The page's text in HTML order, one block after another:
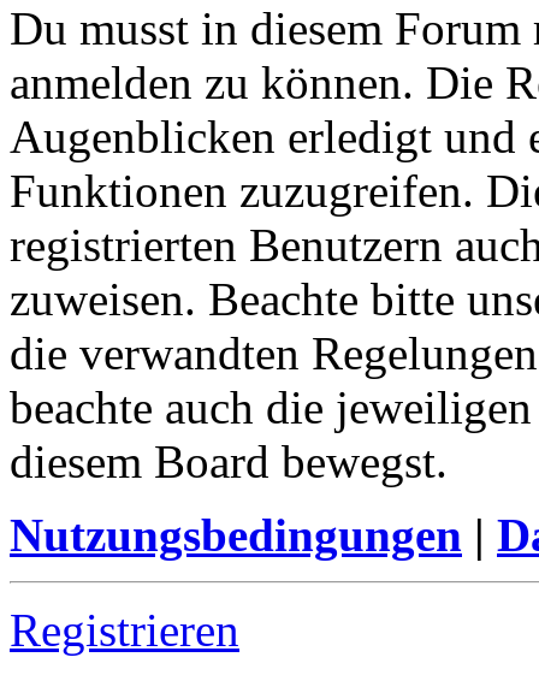
Du musst in diesem
anmelden zu können. Die
Augenblicken erledigt und
Funktionen zuzugreifen.
registrierten Benutzern
zuweisen. Beachte bitte
die verwandten
beachte auch die
diesem Board bewegst.
Nutzungsbedingungen |
Registrieren